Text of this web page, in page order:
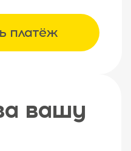
платёж
вашу